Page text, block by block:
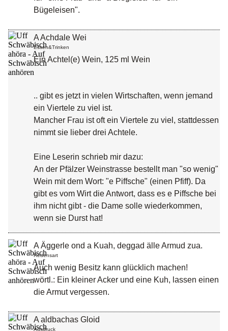
Bügeleisen".
A Achdale Wei
Essen&Trinken
Ein Achtel(e) Wein, 125 ml Wein
.. gibt es jetzt in vielen Wirtschaften, wenn jemand
ein Viertele zu viel ist.
Mancher Frau ist oft ein Viertele zu viel, stattdessen
nimmt sie lieber drei Achtele.
Eine Leserin schrieb mir dazu:
An der Pfälzer Weinstrasse bestellt man "so wenig"
Wein mit dem Wort: "e Piffsche" (einen Pfiff). Da
gibt es vom Wirt die Antwort, dass es e Piffsche bei
ihm nicht gibt - die Dame solle wiederkommen,
wenn sie Durst hat!
A Äggerle ond a Kuah, deggad älle Armud zua.
Redensart
Auch wenig Besitz kann glücklich machen!
wörtl.: Ein kleiner Acker und eine Kuh, lassen einen
die Armut vergessen.
A aldbachas Gloid
Ausdruck